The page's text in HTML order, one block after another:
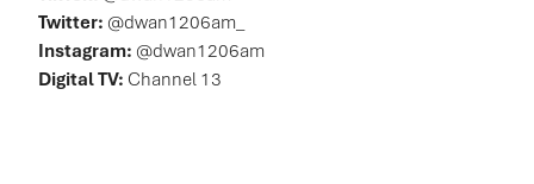
Twitter: @dwan1206am_
Instagram: @dwan1206am
Digital TV: Channel 13